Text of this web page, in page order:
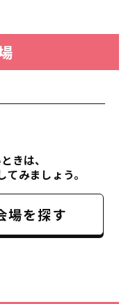
きは、
みましょう。
場を探す